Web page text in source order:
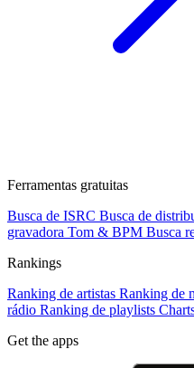
Ferramentas gratuitas
Busca de ISRC Busca de
gravadora Tom & BPM Busca
Rankings
Ranking de artistas Ranking de
rádio Ranking de playlists
Get the apps